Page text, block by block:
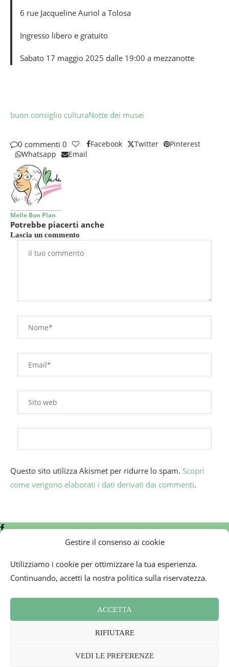
Gestire il consenso ai cookie
Utilizziamo i cookie per ottimizzare la tua esperienza.
Continuando, accetti la nostra politica sulla riservatezza.
ACCETTA
RIFIUTARE
VEDI LE PREFERENZE
6 rue Jacqueline Auriol a Tolosa
Ingresso libero e gratuito
Sabato 17 maggio 2025 dalle 19:00 a mezzanotte
buon consiglio culturaNotte dei musei
0 commenti 0 Facebook Twitter
Pinterest
Whatsapp
Email
Melle Bon Plan
Potrebbe piacerti anche
Lascia un commento
Questo sito utilizza Akismet per ridurre lo spam. Scopri
come vengono elaborati i dati derivati dai commenti.
Condizioni generali
Newsletter
2026 - Mademoiselle Bon Plan